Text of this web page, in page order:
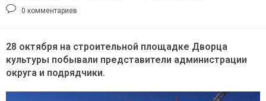
записи:
Комментарии
0 комментариев
28 октября на строительной площадке Дворца
культуры побывали представители администрации
округа и подрядчики.